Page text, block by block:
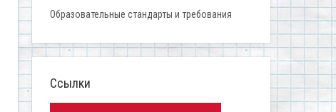
Образовательные стандарты и требования
Ссылки